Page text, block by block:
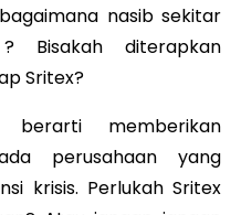
nasib sekitar
Bisakah diterapkan
Sritex?
memberikan
perusahaan yang
krisis. Perlukah Sritex